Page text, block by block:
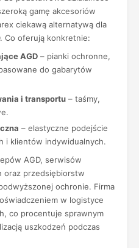
gamę akcesoriów
ciekawą alternatywą dla
Co oferują konkretnie:
AGD – pianki ochronne,
do gabarytów
i transportu – taśmy,
– elastyczne podejście
i klientów indywidualnych.
AGD, serwisów
oraz przedsiębiorstw
ochronie. Firma
w logistyce
co procentuje sprawnym
uszkodzeń podczas